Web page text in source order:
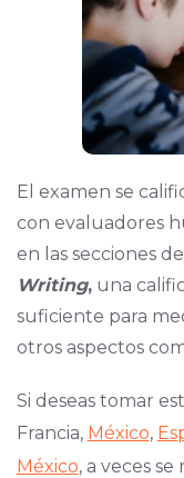
El examen se
con evaluadores
en las secciones
Writing,una
suficiente para
otros aspectos
Si deseas tomar
Francia, México,
México, a veces